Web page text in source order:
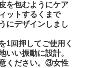
を包むようにケア
ットするくまで
にデザインしまし
1回押してご使用く
いい振動に設計。
ください。③女性